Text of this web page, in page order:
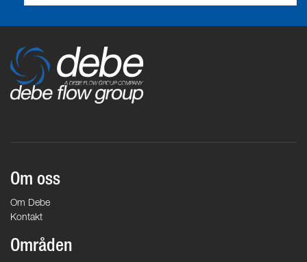
Om oss
Om Debe
Kontakt
Områden